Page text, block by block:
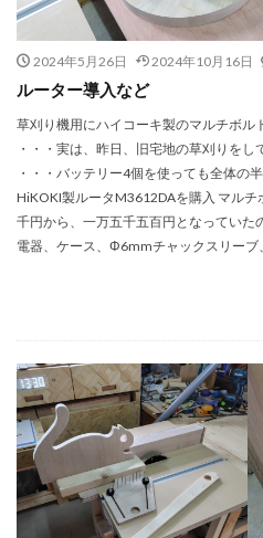
2024年5月26日 2024年10月16日
ルーター導入など
草刈り機用にハイコーキ製のマルチボル
・・・実は、昨日、旧宅地の草刈りをし
・・・バッテリー4個を使っても全体の
HiKOKI製ルータM3612DAを購入 マル
千円から、一万五千五百円となっていた
電器、ケース、Φ6mmチャックスリーブ